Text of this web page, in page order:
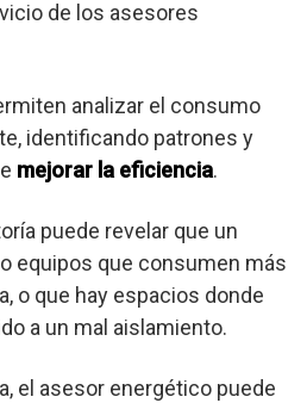
de los asesores
analizar el consumo
identificando patrones y
mejorar la eficiencia.
puede revelar que un
equipos que consumen más
o que hay espacios donde
a un mal aislamiento.
el asesor energético puede